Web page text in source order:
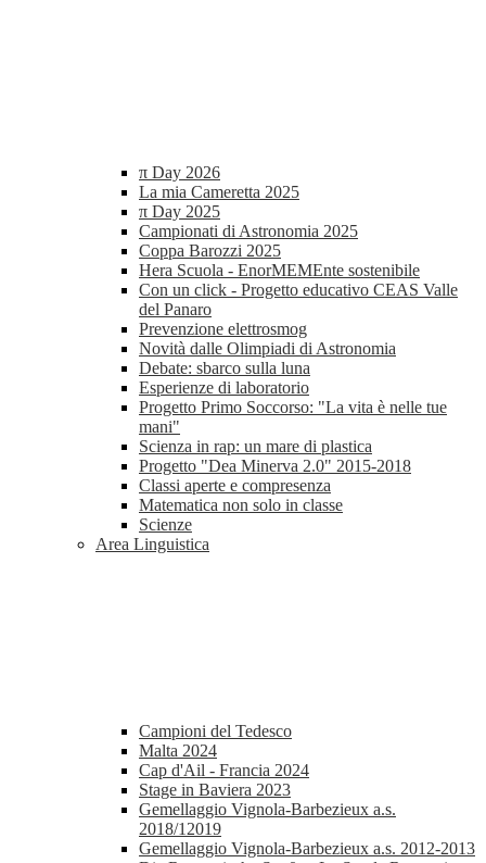
π Day 2026
La mia Cameretta 2025
π Day 2025
Campionati di Astronomia 2025
Coppa Barozzi 2025
Hera Scuola - EnorMEMEnte sostenibile
Con un click - Progetto educativo CEAS Valle
del Panaro
Prevenzione elettrosmog
Novità dalle Olimpiadi di Astronomia
Debate: sbarco sulla luna
Esperienze di laboratorio
Progetto Primo Soccorso: "La vita è nelle tue
mani"
Scienza in rap: un mare di plastica
Progetto "Dea Minerva 2.0" 2015-2018
Classi aperte e compresenza
Matematica non solo in classe
Scienze
Area Linguistica
Campioni del Tedesco
Malta 2024
Cap d'Ail - Francia 2024
Stage in Baviera 2023
Gemellaggio Vignola-Barbezieux a.s.
2018/12019
Gemellaggio Vignola-Barbezieux a.s. 2012-2013